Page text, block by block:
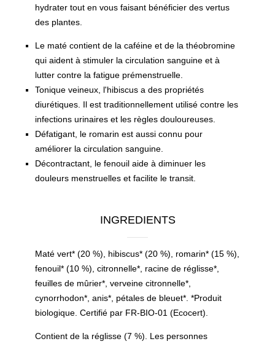
hydrater tout en vous faisant bénéficier des vertus
des plantes.
Le maté contient de la caféine et de la théobromine
qui aident à stimuler la circulation sanguine et à
lutter contre la fatigue prémenstruelle.
Tonique veineux, l'hibiscus a des propriétés
diurétiques. Il est traditionnellement utilisé contre les
infections urinaires et les règles douloureuses.
Défatigant, le romarin est aussi connu pour
améliorer la circulation sanguine.
Décontractant, le fenouil aide à diminuer les
douleurs menstruelles et facilite le transit.
INGREDIENTS
Maté vert* (20 %), hibiscus* (20 %), romarin* (15 %),
fenouil* (10 %), citronnelle*, racine de réglisse*,
feuilles de mûrier*, verveine citronnelle*,
cynorrhodon*, anis*, pétales de bleuet*. *Produit
biologique. Certifié par FR-BIO-01 (Ecocert).
Contient de la réglisse (7 %). Les personnes